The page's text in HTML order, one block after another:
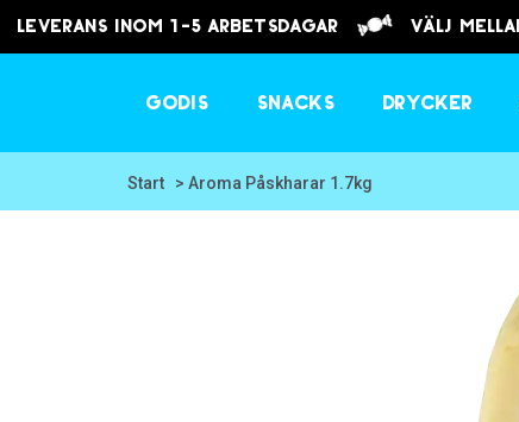
Leverans inom 1-5 arbetsdagar välj
Godis Snacks Drycker
Start > Aroma Påskharar 1.7kg